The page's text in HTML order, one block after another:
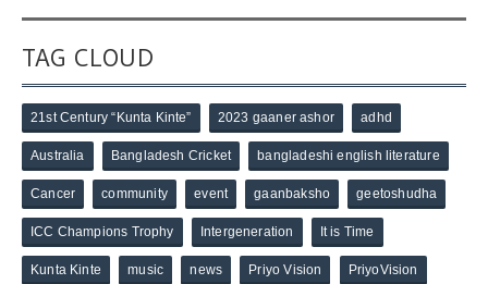
TAG CLOUD
21st Century “Kunta Kinte” 2023 gaaner ashor adhd
Australia Bangladesh Cricket bangladeshi english literature
Cancer community event gaanbaksho geetoshudha
ICC Champions Trophy Intergeneration It is Time
Kunta Kinte music news Priyo Vision PriyoVision